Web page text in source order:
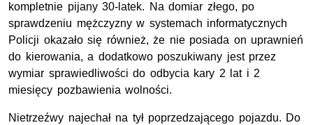
kompletnie pijany 30-latek. Na domiar złego, po
sprawdzeniu mężczyzny w systemach informatycznych
Policji okazało się również, że nie posiada on uprawnień
do kierowania, a dodatkowo poszukiwany jest przez
wymiar sprawiedliwości do odbycia kary 2 lat i 2
miesięcy pozbawienia wolności.
Nietrzeźwy najechał na tył poprzedzającego pojazdu. Do